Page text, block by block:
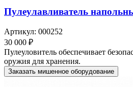
Пулеулавливатель
Артикул: 000252
30 000 ₽
Пулеуловитель обеспечивает
оружия для хранения.
Заказать мишенное оборудование